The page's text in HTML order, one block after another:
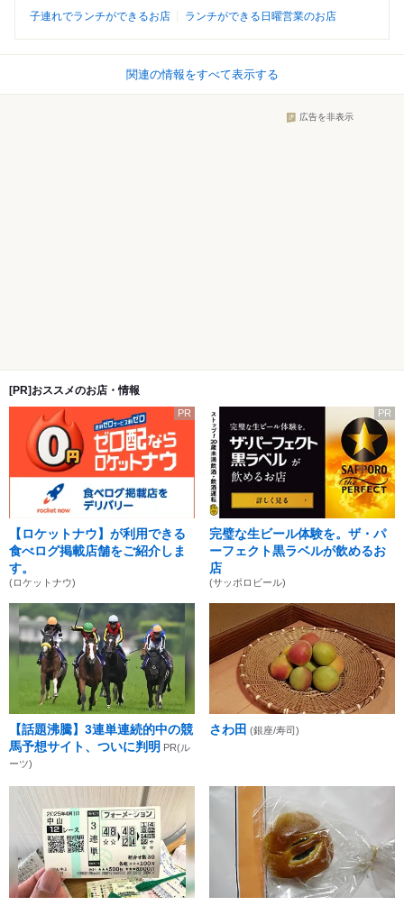
子連れでランチができるお店 ランチができる日曜営業のお店
関連の情報をすべて表示する
広告を非表示
[PR]おススメのお店・情報
PR
【ロケットナウ】が利用できる
食べログ掲載店舗をご紹介しま
す。
(ロケットナウ)
PR
完璧な生ビール体験を。ザ・パ
ーフェクト黒ラベルが飲めるお
店
(サッポロビール)
【話題沸騰】3連単連続的中の競
馬予想サイト、ついに判明 PR(ル
ーツ)
さわ田 (銀座/寿司)